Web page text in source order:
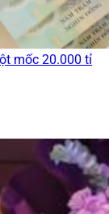
mốc 20.000 tỉ